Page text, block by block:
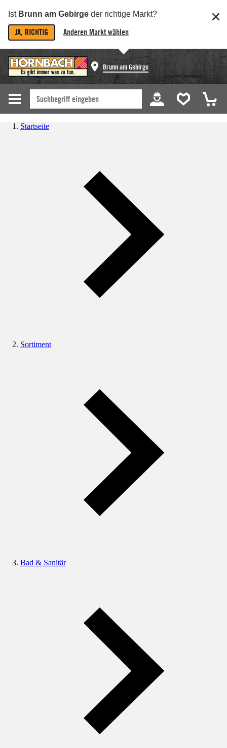
Ist Brunn am Gebirge der richtige Markt?
JA, RICHTIG Anderen Markt wählen
Brunn am Gebirge
Startseite
Sortiment
Bad & Sanitär